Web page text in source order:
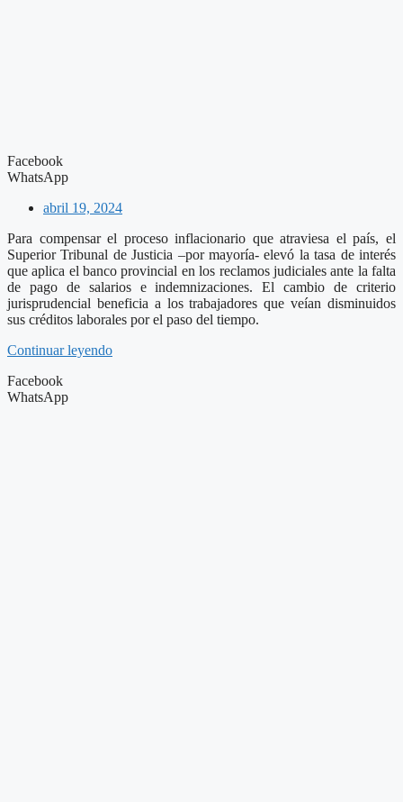
Facebook
WhatsApp
abril 19, 2024
Para compensar el proceso inflacionario que atraviesa el país, el
Superior Tribunal de Justicia –por mayoría- elevó la tasa de interés
que aplica el banco provincial en los reclamos judiciales ante la falta
de pago de salarios e indemnizaciones. El cambio de criterio
jurisprudencial beneficia a los trabajadores que veían disminuidos
sus créditos laborales por el paso del tiempo.
Continuar leyendo
Facebook
WhatsApp